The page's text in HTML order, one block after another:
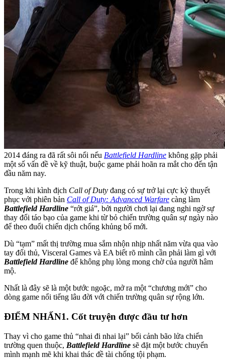
2014 đáng ra đã rất sôi nổi nếu Battlefield Hardline không gặp phải
một số vấn đề về kỹ thuật, buộc game phải hoãn ra mắt cho đến tận
đầu năm nay.
Trong khi kình địch Call of Duty đang có sự trở lại cực kỳ thuyết
phục với phiên bản Call of Duty: Advanced Warfare càng làm
Battlefield Hardline “rớt giá”, bởi người chơi lại đang nghi ngờ sự
thay đổi táo bạo của game khi từ bỏ chiến trường quân sự ngày nào
để theo đuổi chiến dịch chống khủng bố mới.
Dù “tạm” mất thị trường mua sắm nhộn nhịp nhất năm vừa qua vào
tay đối thủ, Visceral Games và EA biết rõ mình cần phải làm gì với
Battlefield Hardline để không phụ lòng mong chờ của người hâm
mộ.
Nhất là đây sẽ là một bước ngoặc, mở ra một “chương mới” cho
dòng game nổi tiếng lâu đời với chiến trường quân sự rộng lớn.
ĐIỂM NHẤN1. Cốt truyện được đầu tư hơn
Thay vì cho game thủ “nhai đi nhai lại” bối cảnh bão lửa chiến
trường quen thuộc, Battlefield Hardline sẽ đặt một bước chuyển
mình mạnh mẽ khi khai thác đề tài chống tội phạm.